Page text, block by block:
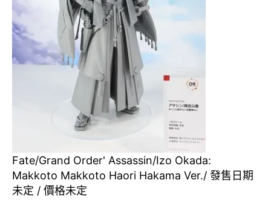
Fate/Grand Order' Assassin/Izo Okada:
Makkoto Makkoto Haori Hakama Ver./ 發售日期
未定 / 價格未定